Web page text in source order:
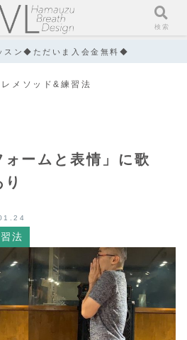
スン◆ただいま入会金無料◆
レメソッド&練習法
ームと表情」に歌
法
検索